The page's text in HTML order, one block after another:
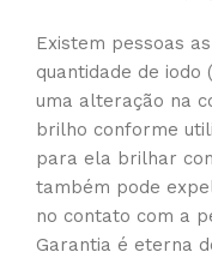
Existem pessoas
quantidade de iodo
uma alteração na
brilho conforme
para ela brilhar
também pode
no contato com a
Garantia é eterna